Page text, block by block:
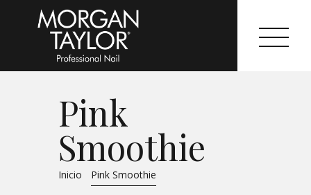
Pink
Smoothie
Inicio Pink Smoothie
Morgan Taylor®
Sistemas Profesionales
Cartas de Color